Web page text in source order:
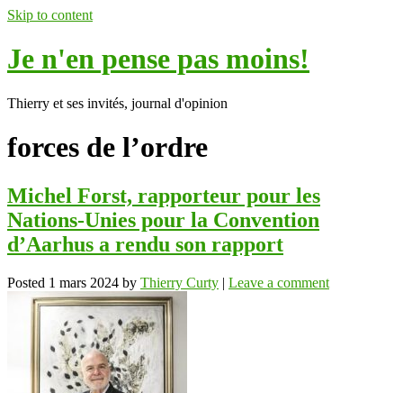
Skip to content
Je n'en pense pas moins!
Thierry et ses invités, journal d'opinion
forces de l’ordre
Michel Forst, rapporteur pour les
Nations-Unies pour la Convention
d’Aarhus a rendu son rapport
Posted 1 mars 2024 by Thierry Curty | Leave a comment